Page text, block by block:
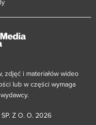
zdjęć i materiałów wideo
lub w części wymaga
Z O. O. 2026